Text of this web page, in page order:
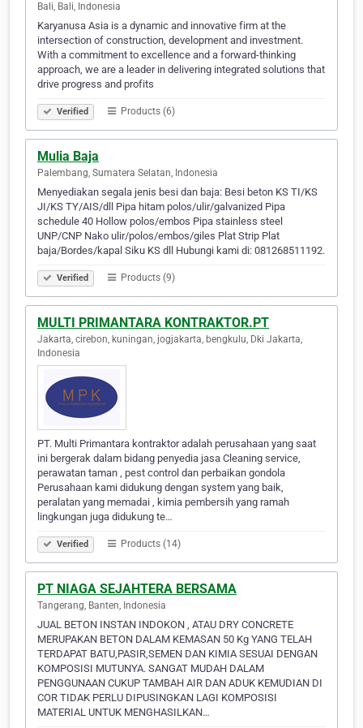
Bali, Bali, Indonesia
Karyanusa Asia is a dynamic and innovative firm at the
intersection of construction, development and investment.
With a commitment to excellence and a forward-thinking
approach, we are a leader in delivering integrated solutions that
drive progress and profits
Verified Products (6)
Mulia Baja
Palembang, Sumatera Selatan, Indonesia
Menyediakan segala jenis besi dan baja: Besi beton KS TI/KS
JI/KS TY/AIS/dll Pipa hitam polos/ulir/galvanized Pipa
schedule 40 Hollow polos/embos Pipa stainless steel
UNP/CNP Nako ulir/polos/embos/giles Plat Strip Plat
baja/Bordes/kapal Siku KS dll Hubungi kami di: 081268511192.
Verified Products (9)
MULTI PRIMANTARA KONTRAKTOR.PT
Jakarta, cirebon, kuningan, jogjakarta, bengkulu, Dki Jakarta,
Indonesia
PT. Multi Primantara kontraktor adalah perusahaan yang saat
ini bergerak dalam bidang penyedia jasa Cleaning service,
perawatan taman , pest control dan perbaikan gondola
Perusahaan kami didukung dengan system yang baik,
peralatan yang memadai , kimia pembersih yang ramah
lingkungan juga didukung te…
Verified Products (14)
PT NIAGA SEJAHTERA BERSAMA
Tangerang, Banten, Indonesia
JUAL BETON INSTAN INDOKON , ATAU DRY CONCRETE
MERUPAKAN BETON DALAM KEMASAN 50 Kg YANG TELAH
TERDAPAT BATU,PASIR,SEMEN DAN KIMIA SESUAI DENGAN
KOMPOSISI MUTUNYA. SANGAT MUDAH DALAM
PENGGUNAAN CUKUP TAMBAH AIR DAN ADUK KEMUDIAN DI
COR TIDAK PERLU DIPUSINGKAN LAGI KOMPOSISI
MATERIAL UNTUK MENGHASILKAN…